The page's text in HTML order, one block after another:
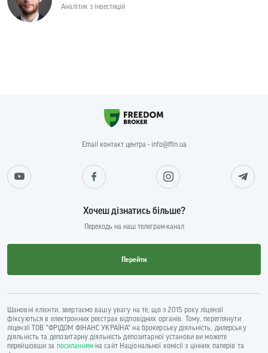
Аналітик з інвестицій
Email контакт центра - info@ffin.ua
Хочеш дізнатись більше?
Переходь на наш телеграм-канал
Перейти
Шановні клієнти, звертаємо вашу увагу на те, що з 2015 року ліцензії
фіксуються в електронних реєстрах відповідних органів. Тому, переглянути
ліцензії ТОВ "ФРІДОМ ФІНАНС УКРАЇНА" на брокерську діяльність, дилерську
діяльність та депозитарну діяльність депозитарної установи ви можете
перейшовши за посиланнямна сайт Національної комісії з цінних паперів та